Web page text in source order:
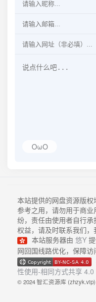
OωO
本站提供的网盘资源版
参考之用，请勿用于商
纷，责任由使用者自行
权益，请及时联系我们，
本站服务器由 悠Y
网回国线路优化，保障访
性使用-相同方式共享
© 2024 智汇资源库 (zhzyk.vip)